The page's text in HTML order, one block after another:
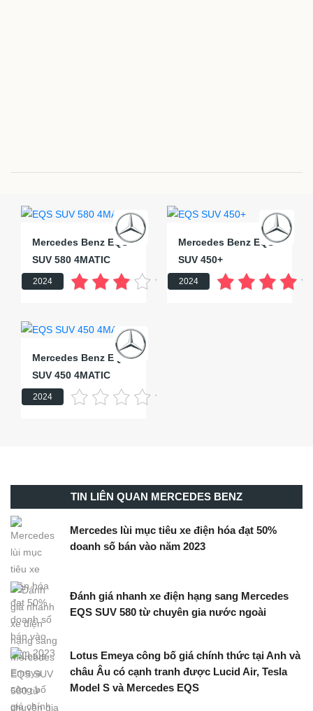
Mercedes Benz EQS
SUV 580 4MATIC
2024
Mercedes Benz EQS
SUV 450+
2024
Mercedes Benz EQS
SUV 450 4MATIC
2024
TIN LIÊN QUAN MERCEDES BENZ
Mercedes lùi mục tiêu xe điện hóa đạt 50%
doanh số bán vào năm 2023
Đánh giá nhanh xe điện hạng sang Mercedes
EQS SUV 580 từ chuyên gia nước ngoài
Lotus Emeya công bố giá chính thức tại Anh và
châu Âu có cạnh tranh được Lucid Air, Tesla
Model S và Mercedes EQS